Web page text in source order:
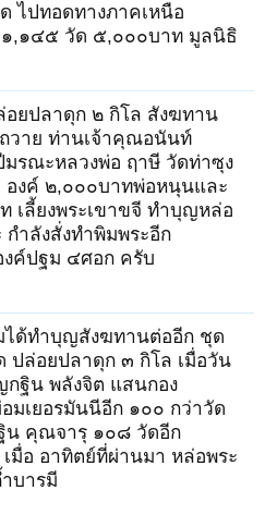
ไปทอดทางภาคเหนือ
,๑๔๕ วัด ๕,๐๐๐บาท มูลนิธิ
อยปลาดุก ๒ กิโล สังฆทาน
วาย ท่านเจ้าคุณอนันท์
รณะหลวงพ่อ ฤาษี วัดท่าซุง
องค์ ๒,๐๐๐บาทพ่อหนุนและ
เลี้ยงพระเขาขจี ทำบุญหล่อ
ำลังสั่งทำพิมพระอีก
ค์ปฐม ๔ศอก ครับ
ได้ทำบุญสังฆทานต่ออีก ชุด
ปล่อยปลาดุก ๓ กิโล เมื่อวัน
ฐิน พลังจิต แสนกอง
มเยอรมันนีอีก ๑๐๐ กว่าวัด
คุณจารุ ๑๐๘ วัดอีก
มื่อ อาทิตย์ที่ผ่านมา หล่อพระ
บารมี